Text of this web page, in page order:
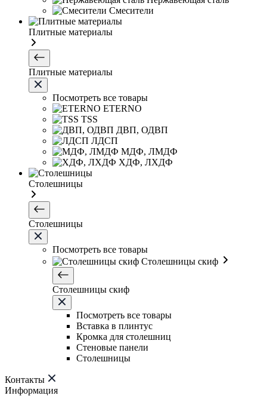
Смесители
Плитные материалы
Плитные материалы
Посмотреть все товары
ETERNO
TSS
ДВП, ОДВП
ЛДСП
МДФ, ЛМДФ
ХДФ, ЛХДФ
Столешницы
Столешницы
Посмотреть все товары
Столешницы скиф
Столешницы скиф
Посмотреть все товары
Вставка в плинтус
Кромка для столешниц
Стеновые панели
Столешницы
Контакты
Информация